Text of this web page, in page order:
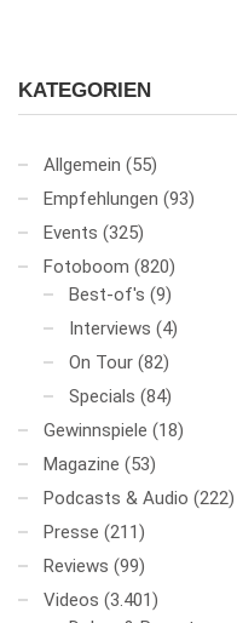
KATEGORIEN
Allgemein (55)
Empfehlungen (93)
Events (325)
Fotoboom (820)
Best-of's (9)
Interviews (4)
On Tour (82)
Specials (84)
Gewinnspiele (18)
Magazine (53)
Podcasts & Audio (222)
Presse (211)
Reviews (99)
Videos (3.401)